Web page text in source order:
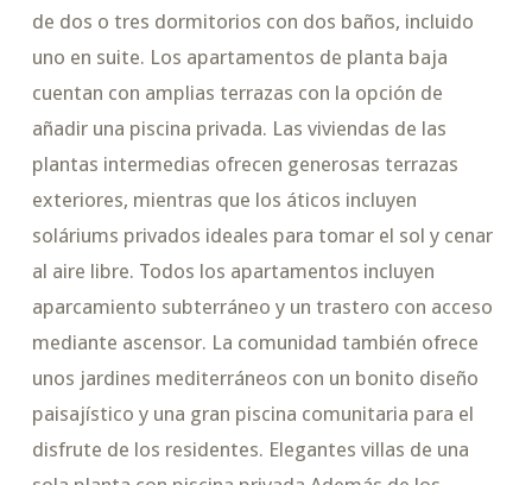
de dos o tres dormitorios con dos baños, incluido
uno en suite. Los apartamentos de planta baja
cuentan con amplias terrazas con la opción de
añadir una piscina privada. Las viviendas de las
plantas intermedias ofrecen generosas terrazas
exteriores, mientras que los áticos incluyen
soláriums privados ideales para tomar el sol y cenar
al aire libre. Todos los apartamentos incluyen
aparcamiento subterráneo y un trastero con acceso
mediante ascensor. La comunidad también ofrece
unos jardines mediterráneos con un bonito diseño
paisajístico y una gran piscina comunitaria para el
disfrute de los residentes. Elegantes villas de una